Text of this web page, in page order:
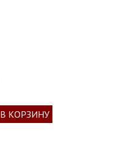
В КОРЗИНУ